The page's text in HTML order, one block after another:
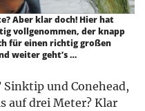
Aber klar doch! Hier hat
vollgenommen, der knapp
für einen richtig großen
weiter geht’s …
und Conehead,
auf drei Meter? Klar